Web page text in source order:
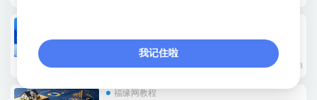
前沿AI设计实战课：精通SD、MJ与PS协同用
法，掌握高效AI辅助设计方法
8.8
福缘网教程
我记住啦